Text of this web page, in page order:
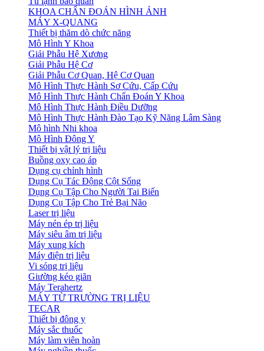
KHOA CHẨN ĐOÁN HÌNH ẢNH
MÁY X-QUANG
Thiết bị thăm dò chức năng
Mô Hình Y Khoa
Giải Phẫu Hệ Xương
Giải Phẫu Hệ Cơ
Giải Phẫu Cơ Quan, Hệ Cơ Quan
Mô Hình Thực Hành Sơ Cứu, Cấp Cứu
Mô Hình Thực Hành Chẩn Đoán Y Khoa
Mô Hình Thực Hành Điều Dưỡng
Mô Hình Thực Hành Đào Tạo Kỹ Năng Lâm Sàng
Mô hình Nhi khoa
Mô Hình Đông Y
Thiết bị vật lý trị liệu
Buồng oxy cao áp
Dụng cụ chỉnh hình
Dụng Cụ Tác Động Cột Sống
Dụng Cụ Tập Cho Người Tai Biến
Dụng Cụ Tập Cho Trẻ Bại Não
Laser trị liệu
Máy nén ép trị liệu
Máy siêu âm trị liệu
Máy xung kích
Máy điện trị liệu
Vi sóng trị liệu
Giường kéo giãn
Máy Terahertz
MÁY TỪ TRƯỜNG TRỊ LIỆU
TECAR
Thiết bị đông y
Máy sắc thuốc
Máy làm viên hoàn